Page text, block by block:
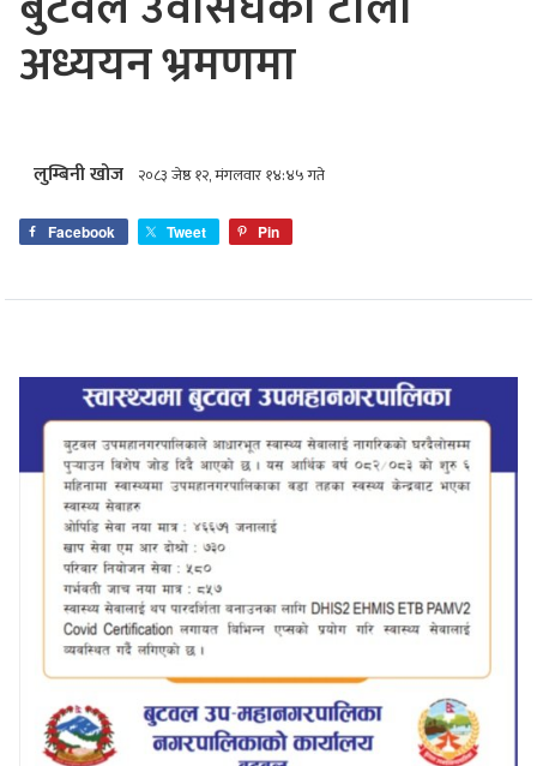
अध्ययन भ्रमणमा
लुम्बिनी खोज २०८३ जेष्ठ १२, मंगलवार १४:४५ गते
Facebook Tweet Pin